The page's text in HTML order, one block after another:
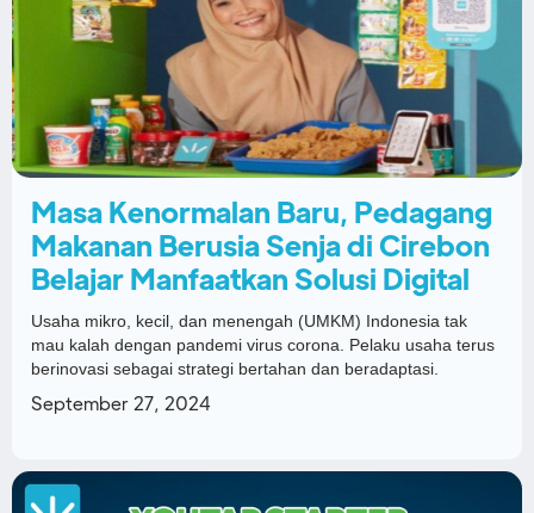
Masa Kenormalan Baru, Pedagang
Makanan Berusia Senja di Cirebon
Belajar Manfaatkan Solusi Digital
Usaha mikro, kecil, dan menengah (UMKM) Indonesia tak
mau kalah dengan pandemi virus corona. Pelaku usaha terus
berinovasi sebagai strategi bertahan dan beradaptasi.
September 27, 2024